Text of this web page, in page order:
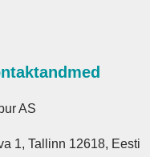
AS
1, Tallinn 12618, Eesti